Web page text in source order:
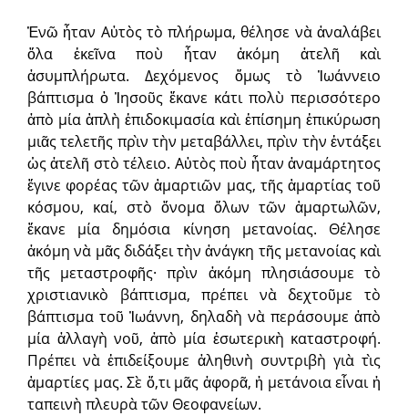
Ἐνῶ ἦταν Αὐτὸς τὸ πλήρωμα, θέλησε νὰ ἀναλάβει
ὅλα ἐκεῖνα ποὺ ἦταν ἀκόμη ἀτελῆ καὶ
ἀσυμπλήρωτα. Δεχόμενος ὅμως τὸ Ἰωάννειο
βάπτισμα ὁ Ἰησοῦς ἔκανε κάτι πολὺ περισσότερο
ἀπὸ μία ἁπλὴ ἐπιδοκιμασία καὶ ἐπίσημη ἐπικύρωση
μιᾶς τελετῆς πρὶν τὴν μεταβάλλει, πρὶν τὴν ἐντάξει
ὡς ἀτελῆ στὸ τέλειο. Αὐτὸς ποὺ ἦταν ἀναμάρτητος
ἔγινε φορέας τῶν ἁμαρτιῶν μας, τῆς ἁμαρτίας τοῦ
κόσμου, καί, στὸ ὄνομα ὅλων τῶν ἁμαρτωλῶν,
ἔκανε μία δημόσια κίνηση μετανοίας. Θέλησε
ἀκόμη νὰ μᾶς διδάξει τὴν ἀνάγκη τῆς μετανοίας καὶ
τῆς μεταστροφῆς· πρὶν ἀκόμη πλησιάσουμε τὸ
χριστιανικὸ βάπτισμα, πρέπει νὰ δεχτοῦμε τὸ
βάπτισμα τοῦ Ἰωάννη, δηλαδὴ νὰ περάσουμε ἀπὸ
μία ἀλλαγὴ νοῦ, ἀπὸ μία ἐσωτερικὴ καταστροφή.
Πρέπει νὰ ἐπιδείξουμε ἀληθινὴ συντριβὴ γιὰ τὶς
ἁμαρτίες μας. Σὲ ὅ,τι μᾶς ἀφορᾶ, ἡ μετάνοια εἶναι ἡ
ταπεινὴ πλευρὰ τῶν Θεοφανείων.